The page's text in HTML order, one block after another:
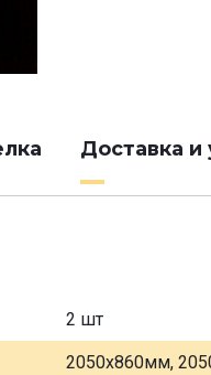
Доставка и
2 шт
2050х860мм,